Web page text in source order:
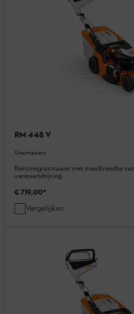
RM 448 V
Grasmaaiers
Benzinegrasmaaier met maaibreedte
varioaandrijving
€ 719,00*
Vergelijken